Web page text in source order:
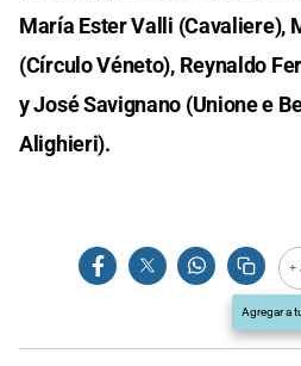
María Ester Valli (Cavaliere),
(Círculo Véneto), Reynaldo
y José Savignano (Unione e
Alighieri).
+
Agregar a